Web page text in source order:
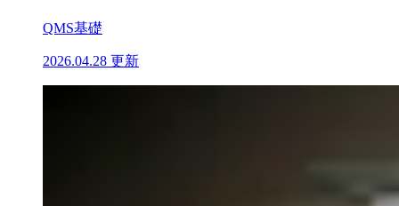
QMS基礎
2026.04.28 更新